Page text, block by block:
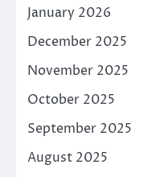
January 2026
December 2025
November 2025
October 2025
September 2025
August 2025